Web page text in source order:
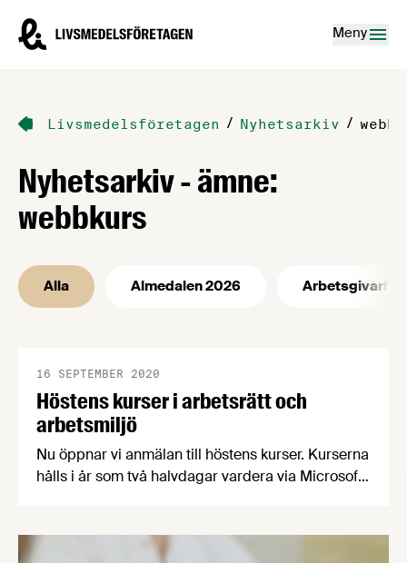
Livsmedelsföretagen – till startsidan
Meny
Livsmedelsföretagen / Nyhetsarkiv /
Nyhetsarkiv - ämne:
webbkurs
Alla Almedalen 2026
Höstens kurser i arbetsrätt och
arbetsmiljö
16 SEPTEMBER 2020
Nu öppnar vi anmälan till höstens kurser. Kurserna
hålls i år som två halvdagar vardera via Microsoft